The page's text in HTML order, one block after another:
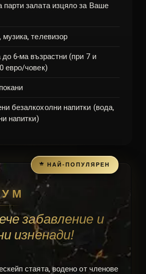
парти залата изцяло за Ваше
телевизор
6-ма възрастни (при 7 и
евро/човек)
безалкохолни напитки (вода,
напитки)
НАЙ-ПОПУЛЯРЕН
забавление и
изненади!
стаята, водено от членове